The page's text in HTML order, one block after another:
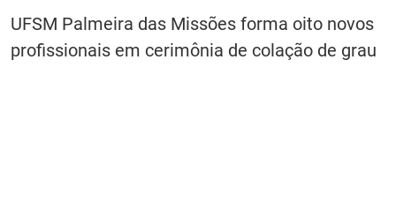
UFSM Palmeira das Missões forma oito novos
profissionais em cerimônia de colação de grau